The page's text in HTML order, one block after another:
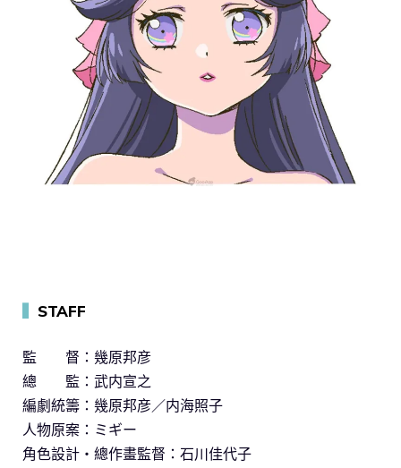
STAFF
監 督：幾原邦彦
總 監：武内宣之
編劇統籌：幾原邦彦／内海照子
人物原案：ミギー
角色設計・總作畫監督：石川佳代子